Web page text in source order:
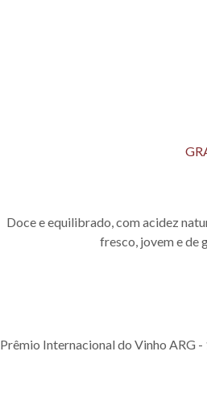
Doce e equilibrado, com acidez
fresco, jovem e de
Prêmio Internacional do Vinho ARG